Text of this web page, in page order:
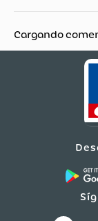
Cargando